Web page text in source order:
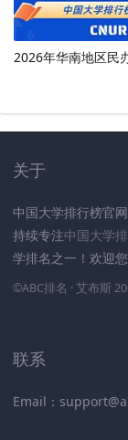
2026年华南地区民
关于
中国大学排行榜官
持续专注中国大学
学排名之一！欢迎
©ABC排名 · 艾布斯
联系
Email：